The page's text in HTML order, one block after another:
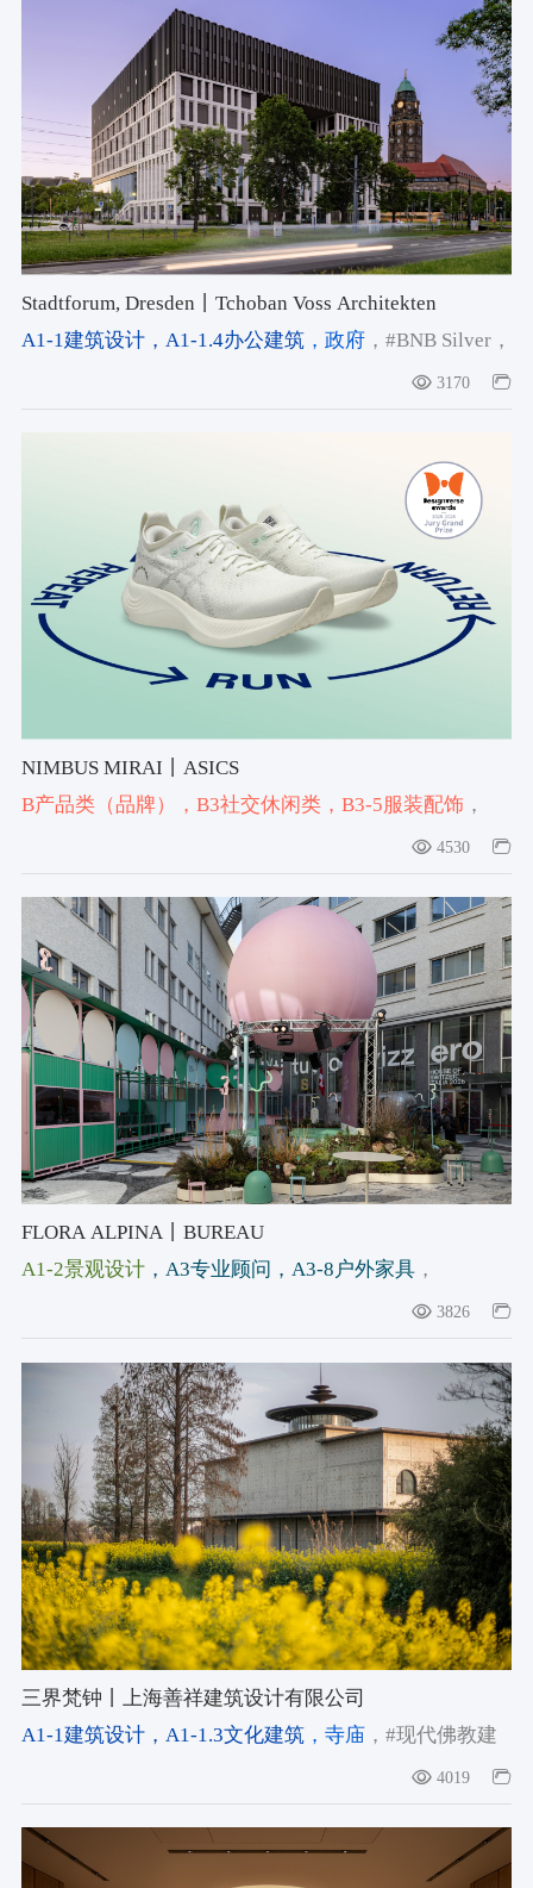
Stadtforum, Dresden丨Tchoban Voss Architekten
A1-1建筑设计，A1-1.4办公建筑，政府，#BNB Silver，
3170
NIMBUS MIRAI丨ASICS
B产品类（品牌）
，B3社交休闲类，B3-5服装配饰 ，
4530
FLORA ALPINA丨BUREAU
A1-2景观设计，A3专业顾问 ，A3-8户外家具，
3826
三界梵钟丨上海善祥建筑设计有限公司
A1-1建筑设计，A1-1.3文化建筑，寺庙，#现代佛教建
4019